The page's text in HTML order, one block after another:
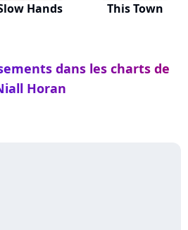
Hands This Town
dans les charts de
Horan